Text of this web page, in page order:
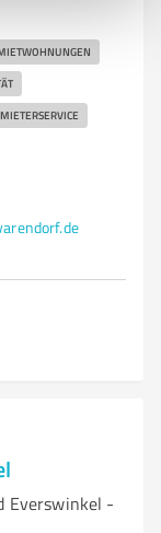
MIETERSERVICE
Everswinkel -